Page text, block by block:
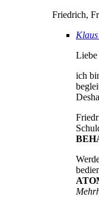
Friedrich,
Liebe
ich